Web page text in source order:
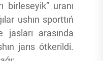
birleseyik” uranı
ushın sporttıń
arasında
jarıs ótkerildi.